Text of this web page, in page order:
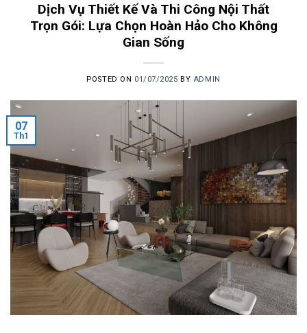
Dịch Vụ Thiết Kế Và Thi Công Nội Thất
Trọn Gói: Lựa Chọn Hoàn Hảo Cho Không
Gian Sống
POSTED ON 01/07/2025 BY ADMIN
07
Th1